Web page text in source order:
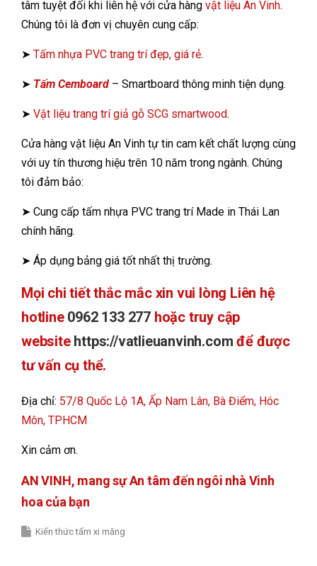
tâm tuyệt đối khi liên hệ với cửa hàng vật liệu An Vinh.
Chúng tôi là đơn vị chuyên cung cấp:
➤ Tấm nhựa PVC trang trí đẹp, giá rẻ.
➤ Tấm Cemboard – Smartboard thông minh tiện dụng.
➤ Vật liệu trang trí giả gỗ SCG smartwood.
Cửa hàng vật liệu An Vinh tự tin cam kết chất lượng cùng
với uy tín thương hiệu trên 10 năm trong ngành. Chúng
tôi đảm bảo:
➤ Cung cấp tấm nhựa PVC trang trí Made in Thái Lan
chính hãng.
➤ Áp dụng bảng giá tốt nhất thị trường.
Mọi chi tiết thắc mắc xin vui lòng Liên hệ
hotline 0962 133 277 hoặc truy cập
website https://vatlieuanvinh.comđể được
tư vấn cụ thể.
Địa chỉ: 57/8 Quốc Lộ 1A, Ấp Nam Lân, Bà Điểm, Hóc
Môn, TPHCM
Xin cảm ơn.
AN VINH, mang sự An tâm đến ngôi nhà Vinh
hoa của bạn
Kiến thức tấm xi măng